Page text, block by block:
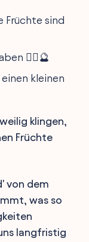
Früchte sind
🧘‍♀️🔮
kleinen
klingen,
Früchte
von dem
was so
langfristig